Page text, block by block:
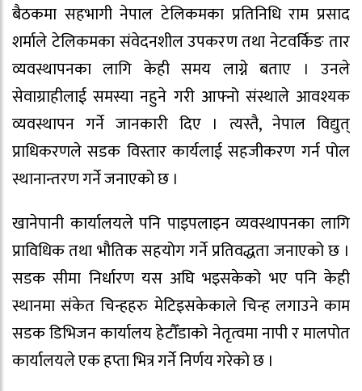
बैठकमा सहभागी नेपाल टेलिकमका प्रतिनिधि राम प्रसाद
शर्माले टेलिकमका संवेदनशील उपकरण तथा नेटवर्किङ तार
व्यवस्थापनका लागि केही समय लाग्ने बताए । उनले
सेवाग्राहीलाई समस्या नहुने गरी आफ्नो संस्थाले आवश्यक
व्यवस्थापन गर्ने जानकारी दिए । त्यस्तै, नेपाल विद्युत्
प्राधिकरणले सडक विस्तार कार्यलाई सहजीकरण गर्न पोल
स्थानान्तरण गर्ने जनाएको छ ।
खानेपानी कार्यालयले पनि पाइपलाइन व्यवस्थापनका लागि
प्राविधिक तथा भौतिक सहयोग गर्ने प्रतिवद्धता जनाएको छ ।
सडक सीमा निर्धारण यस अघि भइसकेको भए पनि केही
स्थानमा संकेत चिन्हहरु मेटिइसकेकाले चिन्ह लगाउने काम
सडक डिभिजन कार्यालय हेटौँडाको नेतृत्वमा नापी र मालपोत
कार्यालयले एक हप्ता भित्र गर्ने निर्णय गरेको छ ।